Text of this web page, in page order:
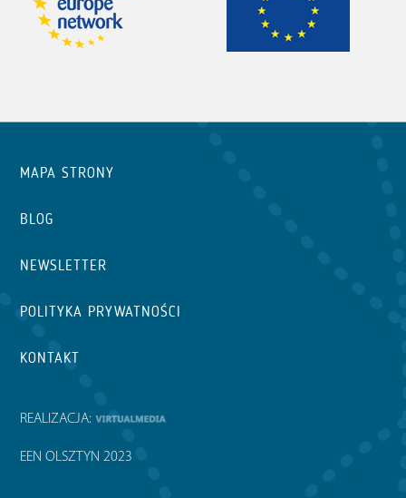
MAPA STRONY
BLOG
NEWSLETTER
POLITYKA PRYWATNOŚCI
KONTAKT
REALIZACJA:
EEN OLSZTYN 2023